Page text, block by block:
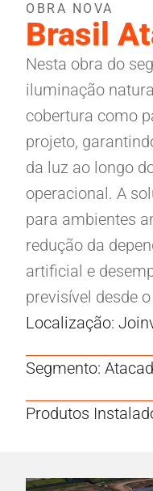
OBRA NOVA
Brasil
Nesta obra do
iluminação
cobertura como
projeto,
da luz ao longo
operacional. A
para ambientes
redução da
artificial e
previsível desde
Localização:
Segmento:
Produtos